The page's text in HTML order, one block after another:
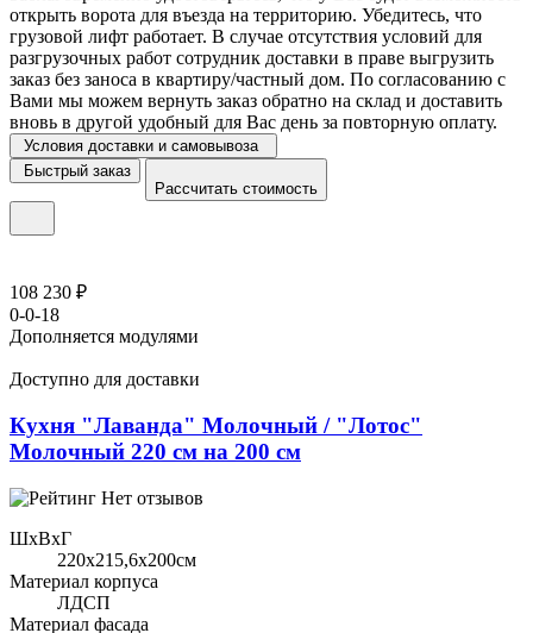
открыть ворота для въезда на территорию. Убедитесь, что
грузовой лифт работает. В случае отсутствия условий для
разгрузочных работ сотрудник доставки в праве выгрузить
заказ без заноса в квартиру/частный дом. По согласованию с
Вами мы можем вернуть заказ обратно на склад и доставить
вновь в другой удобный для Вас день за повторную оплату.
Условия доставки и самовывоза
Быстрый заказ
Рассчитать стоимость
108 230 ₽
0-0-18
Дополняется модулями
Доступно для доставки
Кухня "Лаванда" Молочный / "Лотос"
Молочный 220 см на 200 см
Нет отзывов
ШхВхГ
220x215,6х200см
Материал корпуса
ЛДСП
Материал фасада